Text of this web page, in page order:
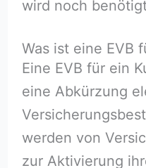
wird noch
Was ist eine EVB
Eine EVB für ein
eine Abkürzung
werden von
zur Aktivierung